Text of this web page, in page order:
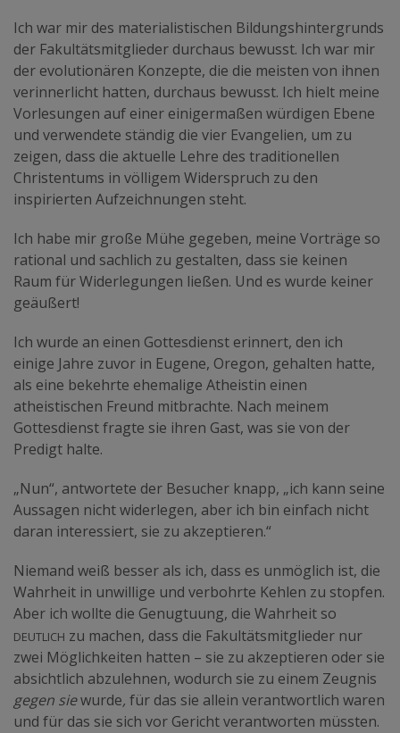
Ich war mir des materialistischen Bildungshintergrunds
der Fakultätsmitglieder durchaus bewusst. Ich war mir
der evolutionären Konzepte, die die meisten von ihnen
verinnerlicht hatten, durchaus bewusst. Ich hielt meine
Vorlesungen auf einer einigermaßen würdigen Ebene
und verwendete ständig die vier Evangelien, um zu
zeigen, dass die aktuelle Lehre des traditionellen
Christentums in völligem Widerspruch zu den
inspirierten Aufzeichnungen steht.
Ich habe mir große Mühe gegeben, meine Vorträge so
rational und sachlich zu gestalten, dass sie keinen
Raum für Widerlegungen ließen. Und es wurde keiner
geäußert!
Ich wurde an einen Gottesdienst erinnert, den ich
einige Jahre zuvor in Eugene, Oregon, gehalten hatte,
als eine bekehrte ehemalige Atheistin einen
atheistischen Freund mitbrachte. Nach meinem
Gottesdienst fragte sie ihren Gast, was sie von der
Predigt halte.
„Nun“, antwortete der Besucher knapp, „ich kann seine
Aussagen nicht widerlegen, aber ich bin einfach nicht
daran interessiert, sie zu akzeptieren.“
Niemand weiß besser als ich, dass es unmöglich ist, die
Wahrheit in unwillige und verbohrte Kehlen zu stopfen.
Aber ich wollte die Genugtuung, die Wahrheit so
deutlich zu machen, dass die Fakultätsmitglieder nur
zwei Möglichkeiten hatten – sie zu akzeptieren oder sie
absichtlich abzulehnen, wodurch sie zu einem Zeugnis
gegen siewurde, für das sie allein verantwortlich waren
und für das sie sich vor Gericht verantworten müssten.